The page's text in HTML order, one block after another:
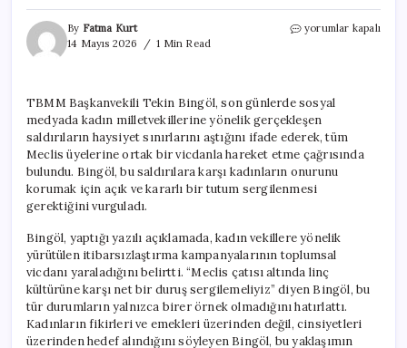
By Fatma Kurt
14 Mayıs 2026
1 Min Read
TBMM
‘Kadın
Vekiller
Hedef
Alınıyor’
için
yorumlar kapalı
TBMM Başkanvekili Tekin Bingöl, son günlerde sosyal
medyada kadın milletvekillerine yönelik gerçekleşen
saldırıların haysiyet sınırlarını aştığını ifade ederek, tüm
Meclis üyelerine ortak bir vicdanla hareket etme çağrısında
bulundu. Bingöl, bu saldırılara karşı kadınların onurunu
korumak için açık ve kararlı bir tutum sergilenmesi
gerektiğini vurguladı.
Bingöl, yaptığı yazılı açıklamada, kadın vekillere yönelik
yürütülen itibarsızlaştırma kampanyalarının toplumsal
vicdanı yaraladığını belirtti. “Meclis çatısı altında linç
kültürüne karşı net bir duruş sergilemeliyiz” diyen Bingöl, bu
tür durumların yalnızca birer örnek olmadığını hatırlattı.
Kadınların fikirleri ve emekleri üzerinden değil, cinsiyetleri
üzerinden hedef alındığını söyleyen Bingöl, bu yaklaşımın